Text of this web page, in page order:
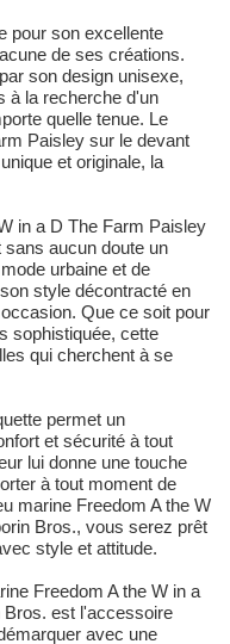
pour son excellente
de ses créations.
son design unisexe,
à la recherche d'un
quelle tenue. Le
Paisley sur le devant
et originale, la
in a D The Farm Paisley
aucun doute un
urbaine et de
style décontracté en
Que ce soit pour
sophistiquée, cette
qui cherchent à se
permet un
et sécurité à tout
lui donne une touche
à tout moment de
marine Freedom A the W
Bros., vous serez prêt
style et attitude.
Freedom A the W in a
Bros. est l'accessoire
avec une